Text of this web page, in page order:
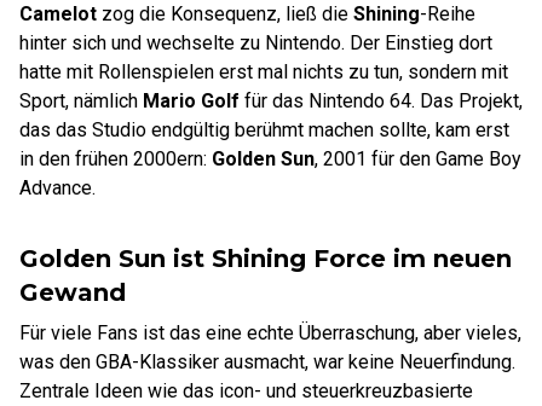
Camelot zog die Konsequenz, ließ die Shining-Reihe
hinter sich und wechselte zu Nintendo. Der Einstieg dort
hatte mit Rollenspielen erst mal nichts zu tun, sondern mit
Sport, nämlich Mario Golf für das Nintendo 64. Das Projekt,
das das Studio endgültig berühmt machen sollte, kam erst
in den frühen 2000ern: Golden Sun, 2001 für den Game Boy
Advance.
Golden Sun ist Shining Force im neuen
Gewand
Für viele Fans ist das eine echte Überraschung, aber vieles,
was den GBA-Klassiker ausmacht, war keine Neuerfindung.
Zentrale Ideen wie das icon- und steuerkreuzbasierte